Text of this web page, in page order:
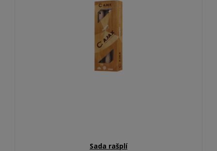
Sada rašplí